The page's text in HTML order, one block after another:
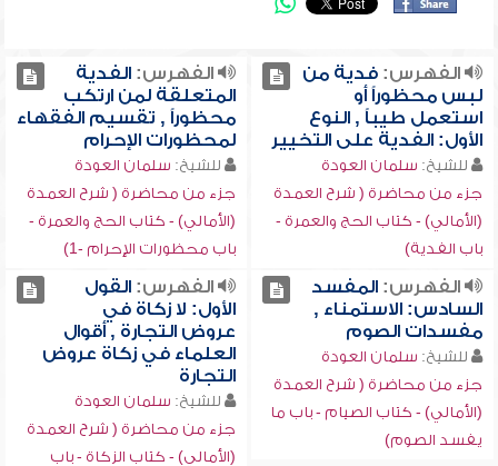
الفهرس:فدية من
لبس محظوراً أو
استعمل طيباً , النوع
الأول: الفدية على التخيير
للشيخ: سلمان العودة
جزء من محاضرة ( شرح العمدة
(الأمالي) - كتاب الحج والعمرة -
باب الفدية)
الفهرس:الفدية
المتعلقة لمن ارتكب
محظوراً , تقسيم الفقهاء
لمحظورات الإحرام
للشيخ: سلمان العودة
جزء من محاضرة ( شرح العمدة
(الأمالي) - كتاب الحج والعمرة -
باب محظورات الإحرام -1)
الفهرس:المفسد
السادس: الاستمناء ,
مفسدات الصوم
للشيخ: سلمان العودة
جزء من محاضرة ( شرح العمدة
(الأمالي) - كتاب الصيام - باب ما
يفسد الصوم)
الفهرس:القول
الأول: لا زكاة في
عروض التجارة , أقوال
العلماء في زكاة عروض
التجارة
للشيخ: سلمان العودة
جزء من محاضرة ( شرح العمدة
(الأمالي) - كتاب الزكاة - باب